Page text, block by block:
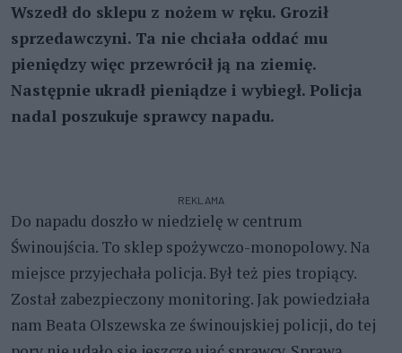
Wszedł do sklepu z nożem w ręku. Groził
sprzedawczyni. Ta nie chciała oddać mu
pieniędzy więc przewrócił ją na ziemię.
Następnie ukradł pieniądze i wybiegł. Policja
nadal poszukuje sprawcy napadu.
REKLAMA
Do napadu doszło w niedzielę w centrum
Świnoujścia. To sklep spożywczo-monopolowy. Na
miejsce przyjechała policja. Był też pies tropiący.
Został zabezpieczony monitoring. Jak powiedziała
nam Beata Olszewska ze świnoujskiej policji, do tej